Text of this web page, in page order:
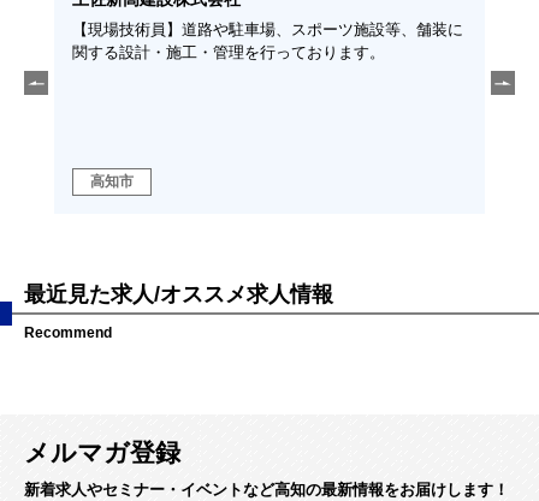
こ
！
【現場技術員】道路や駐車場、スポーツ施設等、舗装に
関する設計・施工・管理を行っております。
高知市
勤可
ラの
最近見た求人/オススメ求人情報
Recommend
メルマガ登録
新着求人やセミナー・イベントなど高知の最新情報をお届けします！